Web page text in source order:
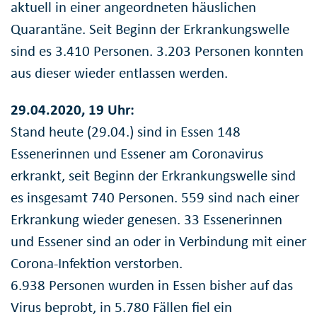
aktuell in einer angeordneten häuslichen
Quarantäne. Seit Beginn der Erkrankungswelle
sind es 3.410 Personen. 3.203 Personen konnten
aus dieser wieder entlassen werden.
29.04.2020, 19 Uhr:
Stand heute (29.04.) sind in Essen 148
Essenerinnen und Essener am Coronavirus
erkrankt, seit Beginn der Erkrankungswelle sind
es insgesamt 740 Personen. 559 sind nach einer
Erkrankung wieder genesen. 33 Essenerinnen
und Essener sind an oder in Verbindung mit einer
Corona-Infektion verstorben.
6.938 Personen wurden in Essen bisher auf das
Virus beprobt, in 5.780 Fällen fiel ein